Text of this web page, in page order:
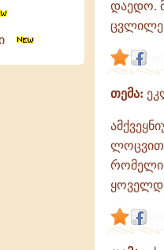
დაედო.
თემა: